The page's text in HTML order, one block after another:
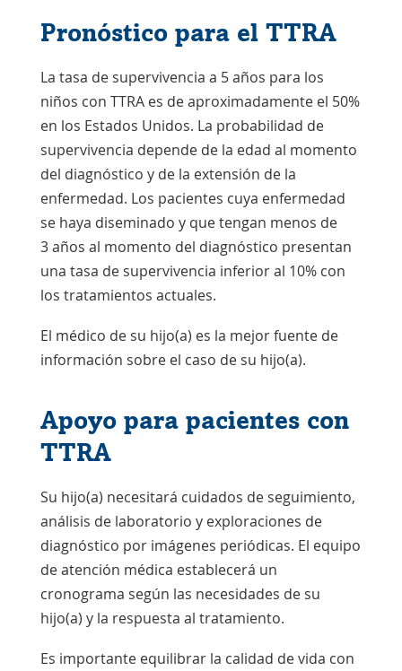
Pronóstico para el TTRA
La tasa de supervivencia a 5 años para los
niños con TTRA es de aproximadamente el 50%
en los Estados Unidos. La probabilidad de
supervivencia depende de la edad al momento
del diagnóstico y de la extensión de la
enfermedad. Los pacientes cuya enfermedad
se haya diseminado y que tengan menos de
3 años al momento del diagnóstico presentan
una tasa de supervivencia inferior al 10% con
los tratamientos actuales.
El médico de su hijo(a) es la mejor fuente de
información sobre el caso de su hijo(a).
Apoyo para pacientes con
TTRA
Su hijo(a) necesitará cuidados de seguimiento,
análisis de laboratorio y exploraciones de
diagnóstico por imágenes periódicas. El equipo
de atención médica establecerá un
cronograma según las necesidades de su
hijo(a) y la respuesta al tratamiento.
Es importante equilibrar la calidad de vida con